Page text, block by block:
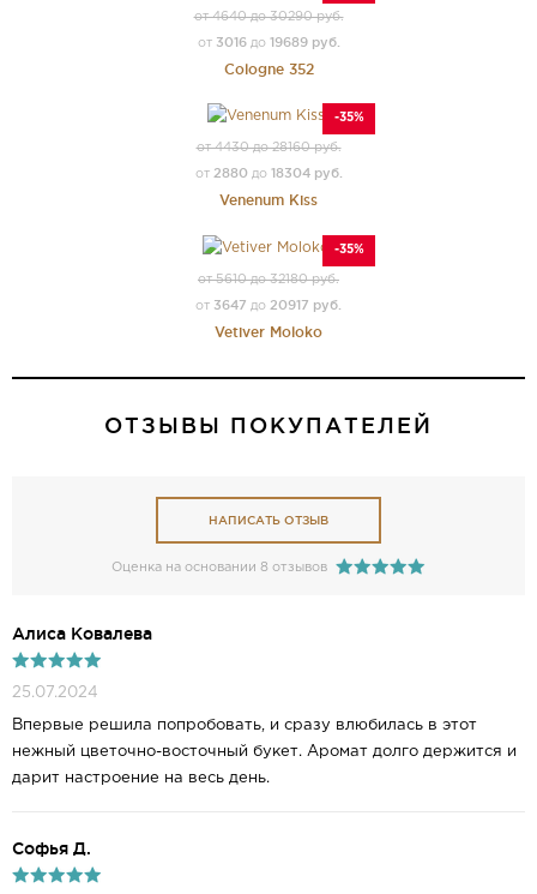
от 4640 до 30290 руб.
от 3016до 19689 руб.
Cologne 352
-35%
от 4430 до 28160 руб.
от 2880 до 18304 руб.
Venenum Kiss
-35%
от 5610 до 32180 руб.
от 3647 до 20917 руб.
Vetiver Moloko
ОТЗЫВЫ ПОКУПАТЕЛЕЙ
НАПИСАТЬ ОТЗЫВ
Оценка на основании 8 отзывов
Алиса Ковалева
25.07.2024
Впервые решила попробовать, и сразу влюбилась в этот
нежный цветочно-восточный букет. Аромат долго держится и
дарит настроение на весь день.
Софья Д.